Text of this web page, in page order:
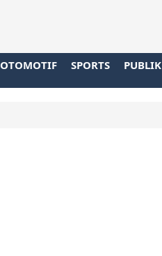
OTOMOTIF SPORTS PUBLIK